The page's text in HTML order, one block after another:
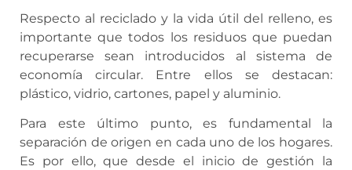
Respecto al reciclado y la vida útil del relleno, es
importante que todos los residuos que puedan
recuperarse sean introducidos al sistema de
economía circular. Entre ellos se destacan:
plástico, vidrio, cartones, papel y aluminio.
Para este último punto, es fundamental la
separación de origen en cada uno de los hogares.
Es por ello, que desde el inicio de gestión la